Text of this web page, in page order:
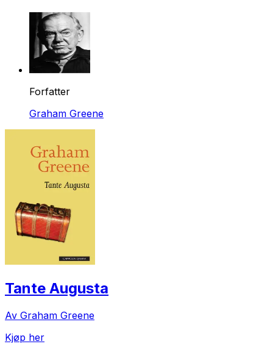
Forfatter
Graham Greene
Tante Augusta
Av Graham Greene
Kjøp her